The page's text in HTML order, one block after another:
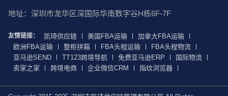
地址：深圳市龙华区深国际华南数字谷H栋6F-7F
友情链接： 凯琦供应链 美国FBA运输
加拿大FBA运输
欧洲FBA运输
整柜拼箱 FBA头程运输
FBA头程物流
亚马逊SEND
TT123跨境导航 免费亚马逊ERP
国际物流
卖家之家
跨境电商 企业微信CRM 指纹浏览器